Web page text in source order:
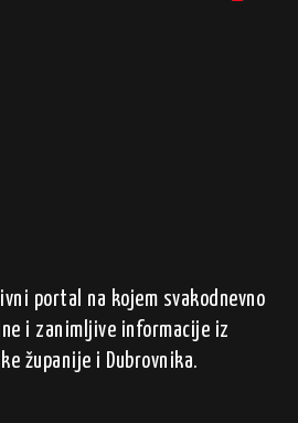
portal na kojem svakodnevno
i zanimljive informacije iz
županije i Dubrovnika.